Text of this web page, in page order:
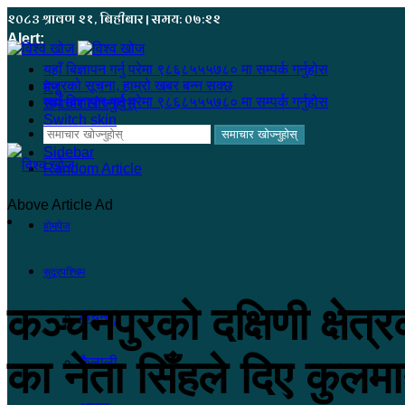
२०८३ श्रावण २१, बिहीबार | समय: ०७:२२
Alert:
यहाँ बिज्ञापन गर्नु परेमा ९८६८५५५७८० मा सम्पर्क गर्नुहोस
हजुरको सूचना, हाम्रो खबर बन्न सक्छ
यहाँ बिज्ञापन गर्नु परेमा ९८६८५५५७८० मा सम्पर्क गर्नुहोस
समाचार खोज्नुहोस्
Sidebar
Random Article
मेनू
समाचार खोज्नुहोस्
Switch skin
होमपेज
सुदूरपश्चिम
कंचनपुर
कैलाली
Above Article Ad
कञ्चनपुरको दक्षिणी
का नेता सिँहले दिए